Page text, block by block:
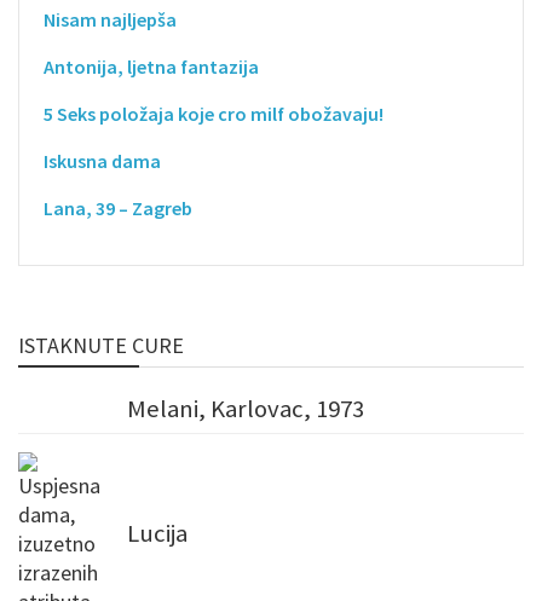
Nisam najljepša
Antonija, ljetna fantazija
5 Seks položaja koje cro milf obožavaju!
Iskusna dama
Lana, 39 – Zagreb
ISTAKNUTE CURE
Melani, Karlovac, 1973
Lucija